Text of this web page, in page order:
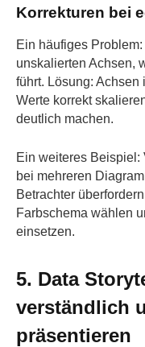
Korrekturen bei
Ein häufiges
unskalierten Achsen,
führt. Lösung: Achsen
Werte korrekt
deutlich machen.
Ein weiteres Beispiel:
bei mehreren
Betrachter
Farbschema wählen
einsetzen.
5. Data
verständlich
präsentieren